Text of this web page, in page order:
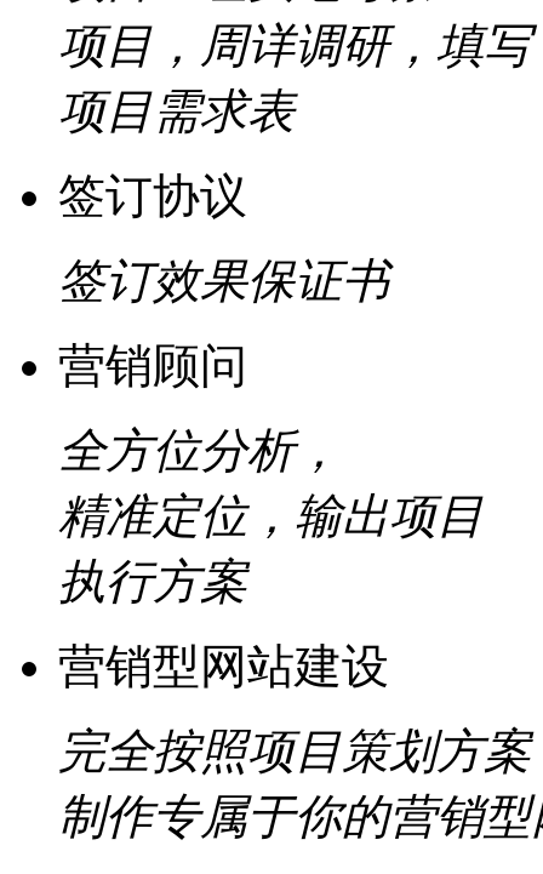
项目，周详调研，填写
项目需求表
签订协议
签订效果保证书
营销顾问
全方位分析，
精准定位，输出项目
执行方案
营销型网站建设
完全按照项目策划方案
制作专属于你的营销